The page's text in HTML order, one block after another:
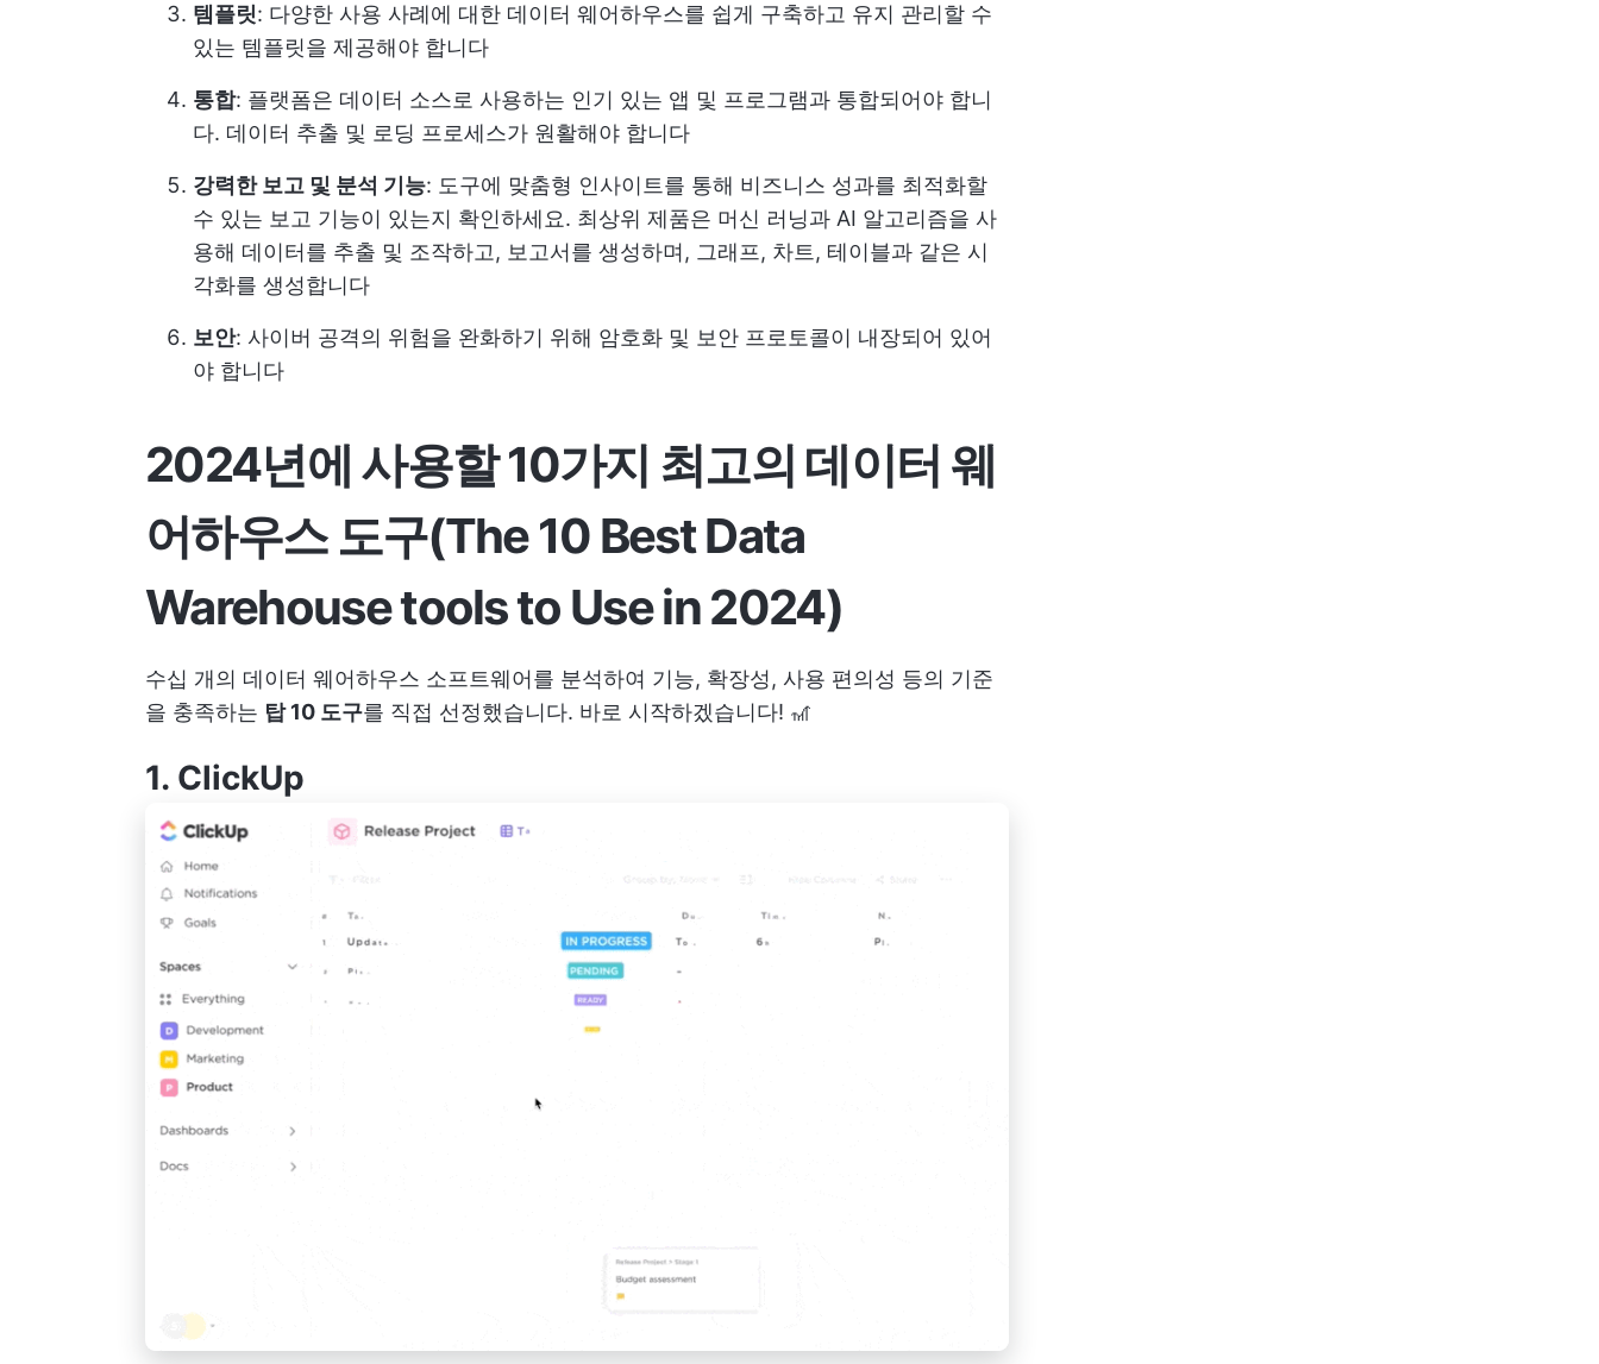
템플릿: 다양한 사용 사례에 대한 데이터 웨어하우스를 쉽게 구축하고 유지 관리할 수
있는 템플릿을 제공해야 합니다
통합: 플랫폼은 데이터 소스로 사용하는 인기 있는 앱 및 프로그램과 통합되어야 합니
다. 데이터 추출 및 로딩 프로세스가 원활해야 합니다
강력한 보고 및 분석 기능: 도구에 맞춤형 인사이트를 통해 비즈니스 성과를 최적화할
수 있는 보고 기능이 있는지 확인하세요. 최상위 제품은 머신 러닝과 AI 알고리즘을 사
용해 데이터를 추출 및 조작하고, 보고서를 생성하며, 그래프, 차트, 테이블과 같은 시
각화를 생성합니다
보안: 사이버 공격의 위험을 완화하기 위해 암호화 및 보안 프로토콜이 내장되어 있어
야 합니다
2024년에 사용할 10가지 최고의 데이터 웨
어하우스 도구(The 10 Best Data
Warehouse tools to Use in 2024)
수십 개의 데이터 웨어하우스 소프트웨어를 분석하여 기능, 확장성, 사용 편의성 등의 기준
을 충족하는 탑 10 도구를 직접 선정했습니다. 바로 시작하겠습니다! 🎢
1. ClickUp